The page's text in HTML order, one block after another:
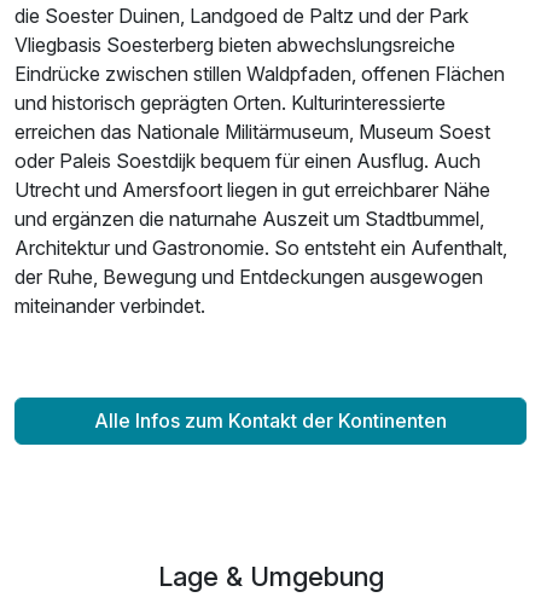
Doppelzimmer Standard
2 Erwachsene und 1 Kind
die Soester Duinen, Landgoed de Paltz und der Park
Vliegbasis Soesterberg bieten abwechslungsreiche
Eindrücke zwischen stillen Waldpfaden, offenen Flächen
und historisch geprägten Orten. Kulturinteressierte
erreichen das Nationale Militärmuseum, Museum Soest
oder Paleis Soestdijk bequem für einen Ausflug. Auch
Utrecht und Amersfoort liegen in gut erreichbarer Nähe
und ergänzen die naturnahe Auszeit um Stadtbummel,
Architektur und Gastronomie. So entsteht ein Aufenthalt,
der Ruhe, Bewegung und Entdeckungen ausgewogen
miteinander verbindet.
Alle Infos zum Kontakt der Kontinenten
Lage & Umgebung